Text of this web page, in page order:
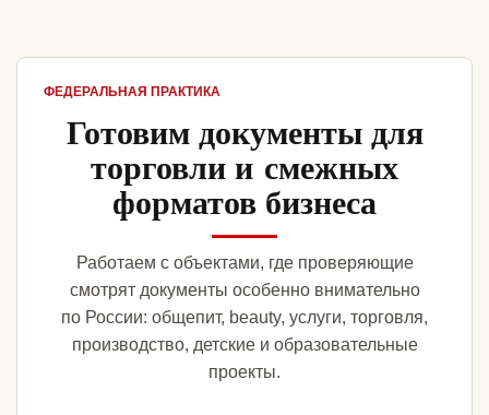
ФЕДЕРАЛЬНАЯ ПРАКТИКА
Готовим документы для
торговли и смежных
форматов бизнеса
Работаем с объектами, где проверяющие
смотрят документы особенно внимательно
по России: общепит, beauty, услуги, торговля,
производство, детские и образовательные
проекты.